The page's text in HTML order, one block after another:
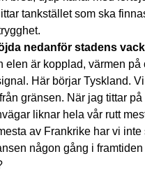
tankstället som ska
nedanför stadens
elen är kopplad, värmen på
Här börjar Tyskland.
gränsen. När jag tittar
liknar hela vår rutt
av Frankrike har vi inte
någon gång i